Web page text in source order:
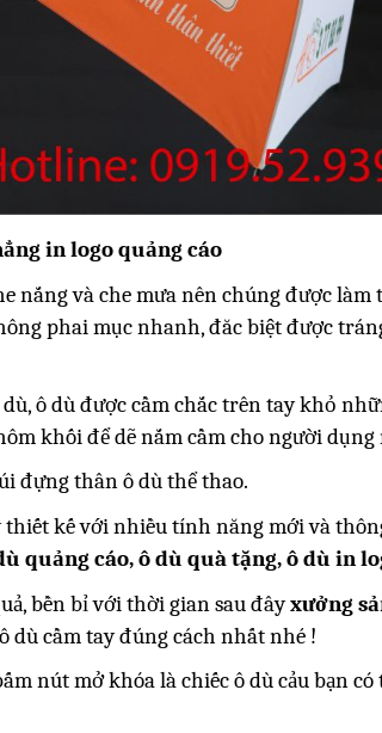
in logo quảng cáo
nắng và che mưa nên chúng được làm
phai mục nhanh, đăc biệt được
ô dù được cầm chắc trên tay khỏ
khối để dẽ nắm cầm cho người dụng
đựng thân ô dù thể thao.
thiết kế với nhiều tính năng mới và
quảng cáo, ô dù quà tặng, ô dù in
bền bỉ với thời gian sau đâyxưởng
dù cầm tay đúng cách nhất nhé !
nút mở khóa là chiếc ô dù cảu bạn